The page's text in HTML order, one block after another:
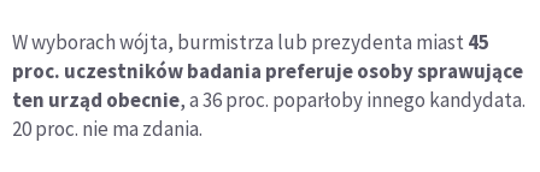
W wyborach wójta, burmistrza lub prezydenta miast 45
proc. uczestników badania preferuje osoby sprawujące
ten urząd obecnie, a 36 proc. poparłoby innego kandydata.
20 proc. nie ma zdania.